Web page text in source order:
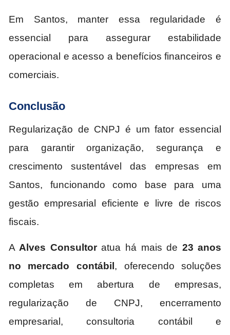
Em Santos, manter essa regularidade é
essencial para assegurar estabilidade
operacional e acesso a benefícios financeiros e
comerciais.
Conclusão
Regularização de CNPJ é um fator essencial
para garantir organização, segurança e
crescimento sustentável das empresas em
Santos, funcionando como base para uma
gestão empresarial eficiente e livre de riscos
fiscais.
A Alves Consultoratua há mais de 23 anos
no mercado contábil, oferecendo soluções
completas em abertura de empresas,
regularização de CNPJ, encerramento
empresarial, consultoria contábil e